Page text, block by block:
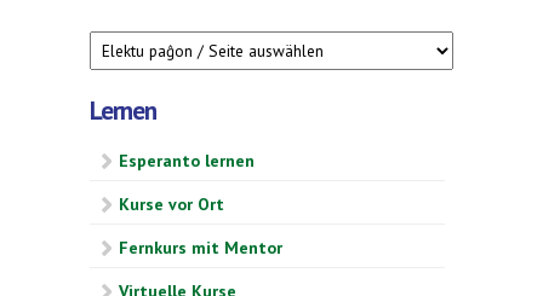
Lernen
Esperanto lernen
Kurse vor Ort
Fernkurs mit Mentor
Virtuelle Kurse